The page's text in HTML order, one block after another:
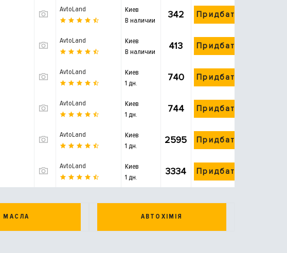
AvtoLand
Киев
В наличии
342 Придбати
AvtoLand
Киев
В наличии
413 Придбати
AvtoLand
Киев
1 дн.
740 Придбати
AvtoLand
Киев
1 дн.
744 Придбати
AvtoLand
Киев
1 дн.
2595 Придбати
AvtoLand
Киев
1 дн.
3334 Придбати
МАСЛА АВТОХІМІЯ